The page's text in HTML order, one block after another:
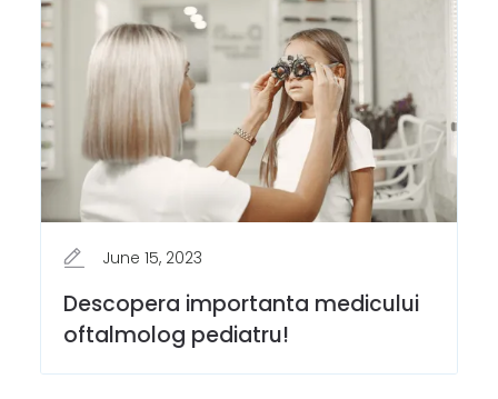
June 15, 2023
Descopera importanta medicului
oftalmolog pediatru!